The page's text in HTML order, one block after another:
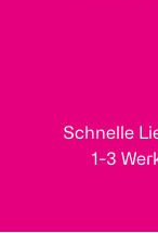
Schnelle
1-3